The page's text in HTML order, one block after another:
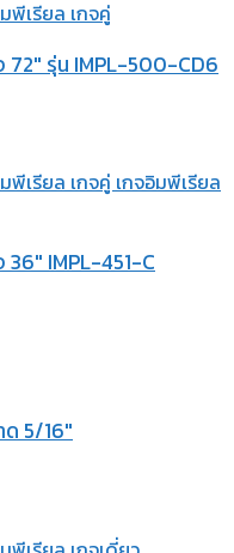
72″ รุ่น IMPL-500-CD6
IMPL-451-C
5/16″